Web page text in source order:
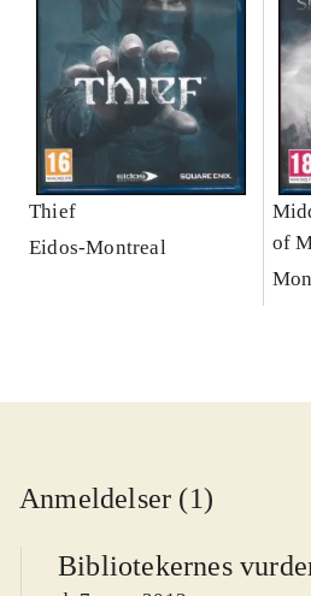
Thief
Eidos-Montreal
of
Anmeldelser (1)
Bibliotekernes